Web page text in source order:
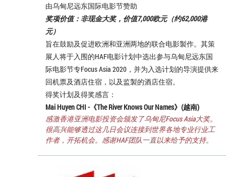
由乌甸尼远东国际电影节赞助
奖项价值：非现金大奖，价值7,000欧元（约62,000港
元）
旨在鼓励及促进欧洲和亚洲两地的联合电影製作。其策
展人将于入围的HAF电影计划中选出参与乌甸尼远东国
际电影节专Focus Asia 2020，并为入选计划的导演提供来
回机票及酒店住宿，以及监製的酒店住宿。
得奖计划及得奖感言：
Mai Huyen CHI -《The River Knows Our Names》(越南)
感激香港亚洲电影投资会颁发了乌甸尼Focus Asia大奖。
很高兴能够透过这几日会议连接到世界各地专业行业工
作者，开拓机会。感谢HAF团队一直以来给予的支持。